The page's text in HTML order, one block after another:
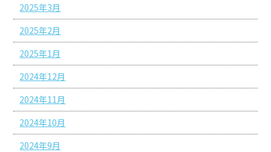
2025年3月
2025年2月
2025年1月
2024年12月
2024年11月
2024年10月
2024年9月